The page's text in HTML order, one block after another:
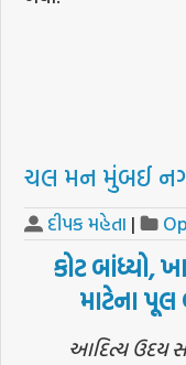
ચલ મન મુંબઈ
દીપક મહેતા |
કોટબાંધ્યો,
માટેના પૂલ
આદિત્ય ઉદય